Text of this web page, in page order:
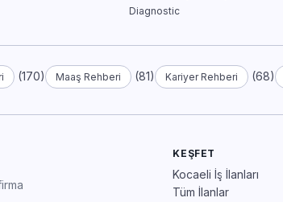
Diagnostic
(170) Maaş Rehberi (81) Kariyer Rehberi (68)
KEŞFET
Kocaeli İş İlanları
Tüm İlanlar